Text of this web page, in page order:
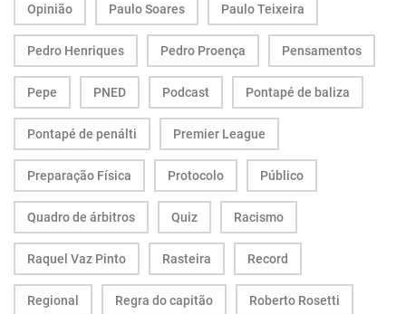
Opinião Paulo Soares Paulo Teixeira
Pedro Henriques Pedro Proença Pensamentos
Pepe PNED Podcast Pontapé de baliza
Pontapé de penálti Premier League
Preparação Física Protocolo Público
Quadro de árbitros Quiz Racismo
Raquel Vaz Pinto Rasteira Record
Regional Regra do capitão Roberto Rosetti